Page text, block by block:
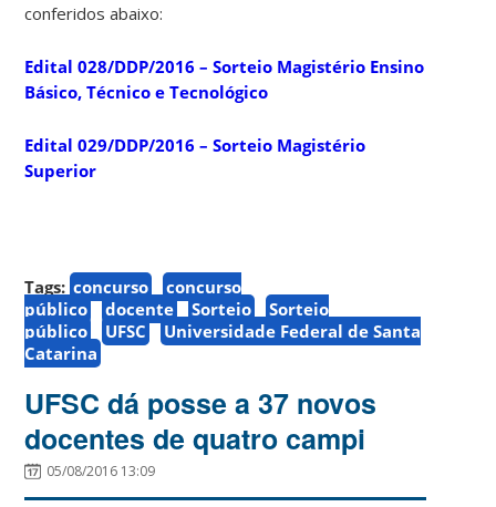
conferidos abaixo:
Edital 028/DDP/2016 – Sorteio Magistério Ensino
Básico, Técnico e Tecnológico
Edital 029/DDP/2016 – Sorteio Magistério
Superior
Tags: concurso
concurso
público
docente Sorteio
Sorteio
público
UFSC
Universidade Federal de Santa
Catarina
UFSC dá posse a 37 novos
docentes de quatro campi
05/08/2016 13:09